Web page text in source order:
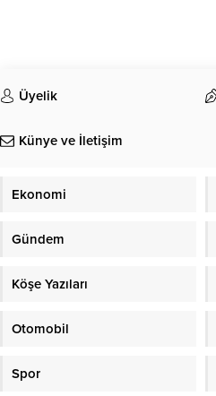
Üyelik
Künye ve İletişim
Ekonomi
Gündem
Köşe Yazıları
Otomobil
Spor